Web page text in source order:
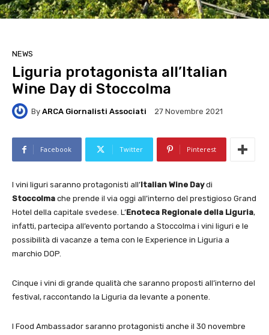
NEWS
Liguria protagonista all’Italian
Wine Day di Stoccolma
By ARCA Giornalisti Associati 27 Novembre 2021
Facebook Twitter Pinterest
I vini liguri saranno protagonisti all’Italian Wine Daydi
Stoccolma che prende il via oggi all’interno del prestigioso Grand
Hotel della capitale svedese. L’Enoteca Regionale della Liguria,
infatti, partecipa all’evento portando a Stoccolma i vini liguri e le
possibilità di vacanze a tema con le Experience in Liguria a
marchio DOP.
Cinque i vini di grande qualità che saranno proposti all’interno del
festival, raccontando la Liguria da levante a ponente.
I Food Ambassador saranno protagonisti anche il 30 novembre